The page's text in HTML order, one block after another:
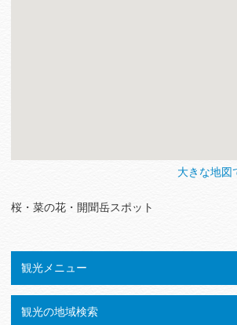
大きな地図
桜・菜の花・開聞岳スポット
観光メニュー
観光の地域検索